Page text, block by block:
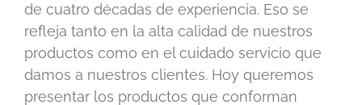
de cuatro décadas de experiencia. Eso se
refleja tanto en la alta calidad de nuestros
productos como en el cuidado servicio que
damos a nuestros clientes. Hoy queremos
presentar los productos que conforman